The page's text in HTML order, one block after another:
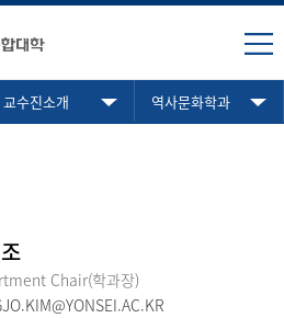
교수진소개 역사문화학과
Chair(학과장)